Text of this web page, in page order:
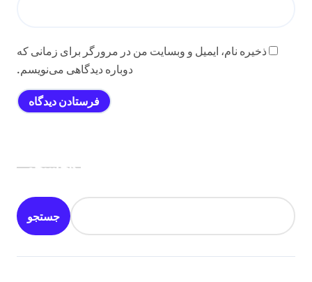
ذخیره نام، ایمیل و وبسایت من در مرورگر برای زمانی که
دوباره دیدگاهی می‌نویسم.
جستجو
جستجو